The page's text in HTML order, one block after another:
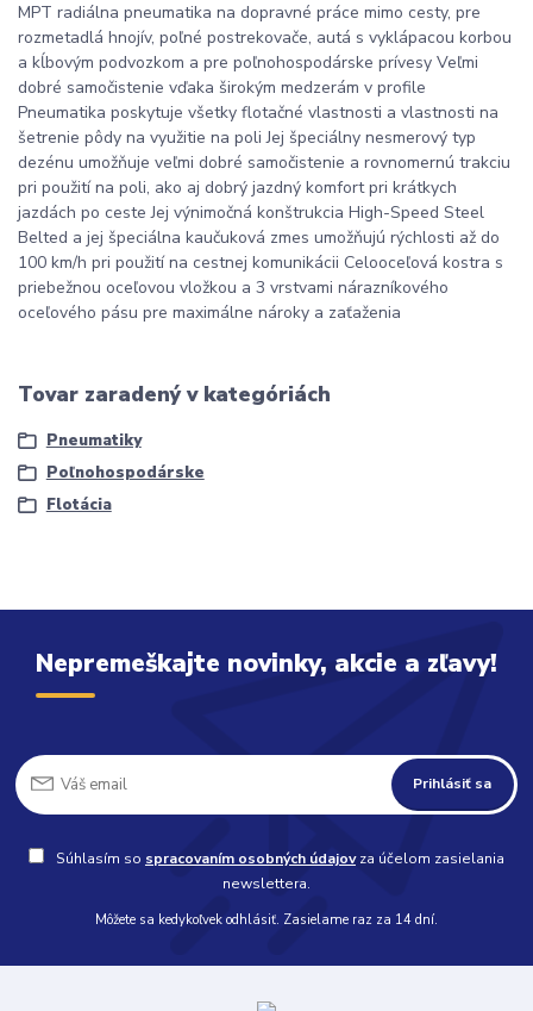
MPT radiálna pneumatika na dopravné práce mimo cesty, pre
rozmetadlá hnojív, poľné postrekovače, autá s vyklápacou korbou
a kĺbovým podvozkom a pre poľnohospodárske prívesy Veľmi
dobré samočistenie vďaka širokým medzerám v profile
Pneumatika poskytuje všetky flotačné vlastnosti a vlastnosti na
šetrenie pôdy na využitie na poli Jej špeciálny nesmerový typ
dezénu umožňuje veľmi dobré samočistenie a rovnomernú trakciu
pri použití na poli, ako aj dobrý jazdný komfort pri krátkych
jazdách po ceste Jej výnimočná konštrukcia High-Speed Steel
Belted a jej špeciálna kaučuková zmes umožňujú rýchlosti až do
100 km/h pri použití na cestnej komunikácii Celooceľová kostra s
priebežnou oceľovou vložkou a 3 vrstvami nárazníkového
oceľového pásu pre maximálne nároky a zaťaženia
Tovar zaradený v kategóriách
Pneumatiky
Poľnohospodárske
Flotácia
Nepremeškajte novinky, akcie a zľavy!
Prihlásiť sa
Súhlasím so spracovaním osobných údajovza účelom zasielania
newslettera.
Môžete sa kedykoľvek odhlásiť. Zasielame raz za 14 dní.